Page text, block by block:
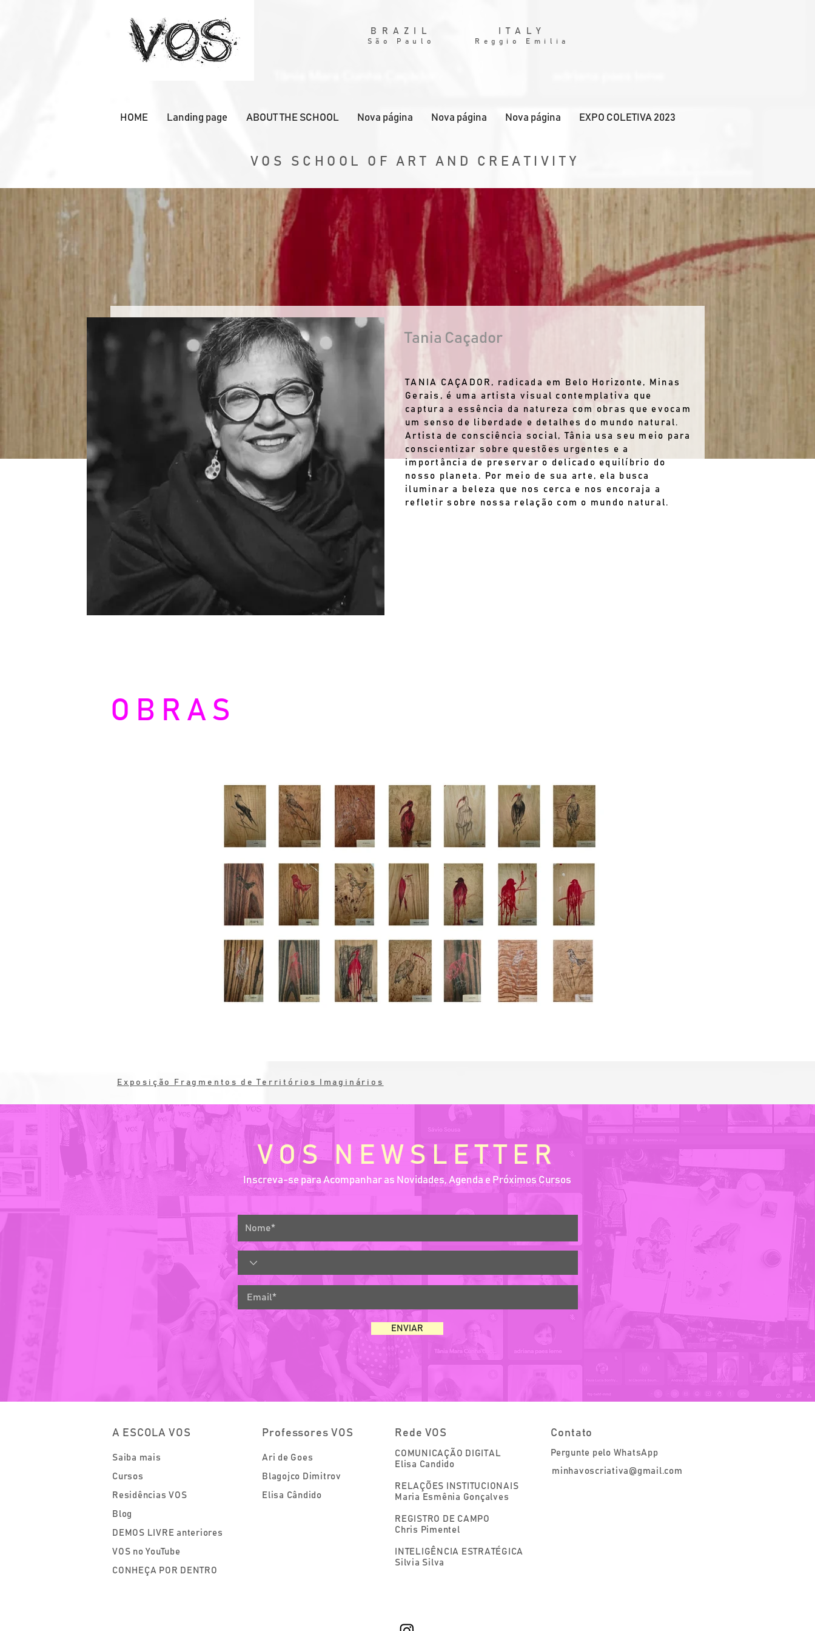
BRAZIL
São Paulo
ITALY
Reggio Emilia
HOME Landing page ABOUT THE SCHOOL Nova página Nova página Nova página EXPO COLETIVA 2023
VOS SCHOOL OF ART AND CREATIVITY
Tania Caçador
TANIA CAÇADOR, radicada em Belo Horizonte, Minas
Gerais, é uma artista visual contemplativa que
captura a essência da natureza com obras que evocam
um senso de liberdade e detalhes do mundo natural.
Artista de consciência social, Tânia usa seu meio para
conscientizar sobre questões urgentes e a
importância de preservar o delicado equilíbrio do
nosso planeta. Por meio de sua arte, ela busca
iluminar a beleza que nos cerca e nos encoraja a
refletir sobre nossa relação com o mundo natural.
OBRAS
Exposição Fragmentos de Territórios Imaginários
VOS NEWSLETTER
Inscreva-se para Acompanhar as Novidades, Agenda e Próximos Cursos
ENVIAR
A ESCOLA VOS
Saiba mais
Cursos
Residências VOS
Blog
DEMOS LIVRE anteriores
VOS no YouTube
CONHEÇA POR DENTRO
Professores VOS
Ari de Goes
Blagojco Dimitrov
Elisa Cândido
Rede VOS
COMUNICAÇÃO DIGITAL
Elisa Candido
RELAÇÕES INSTITUCIONAIS
Maria Esmênia Gonçalves
REGISTRO DE CAMPO
Chris Pimentel
INTELIGÊNCIA ESTRATÉGICA
Silvia Silva
Contato
Pergunte pelo WhatsApp
minhavoscriativa@gmail.com